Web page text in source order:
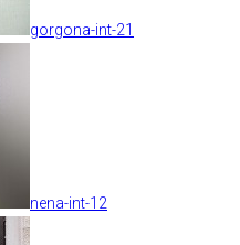
gorgona-int-21
nena-int-12